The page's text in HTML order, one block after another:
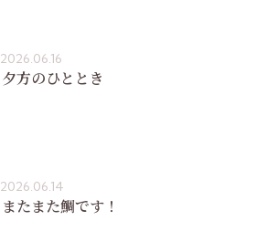
2026.06.16
夕方のひととき
2026.06.14
またまた鯛です！